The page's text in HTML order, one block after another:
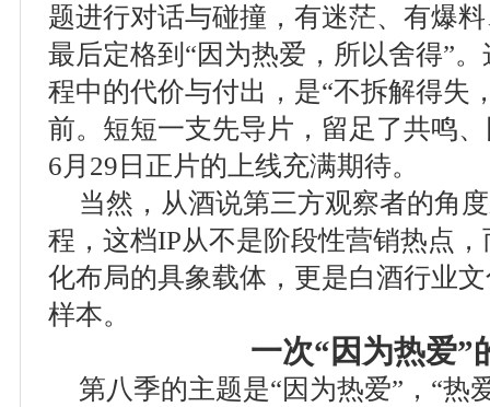
题进行对话与碰撞，有迷茫、有爆
最后定格到“因为热爱，所以舍得”
程中的代价与付出，是“不拆解得失
前。短短一支先导片，留足了共鸣
6月29日正片的上线充满期待。
当然，从酒说第三方观察者的角
程，这档IP从不是阶段性营销热点
化布局的具象载体，更是白酒行业
样本。
一次“因为热爱”
第八季的主题是“因为热爱”，“热